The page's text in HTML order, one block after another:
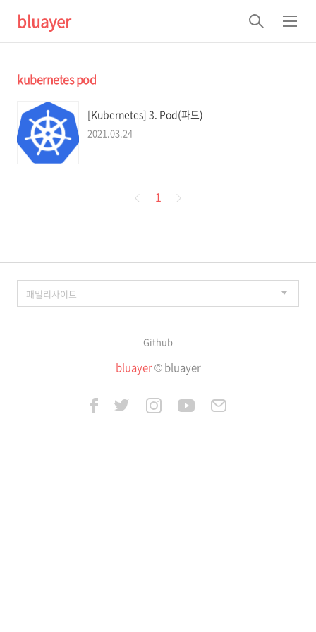
bluayer
검
색
메
뉴
kubernetes pod
[Kubernetes] 3. Pod(파드)
2021.03.24
페
1
Github
bluayer© bluayer